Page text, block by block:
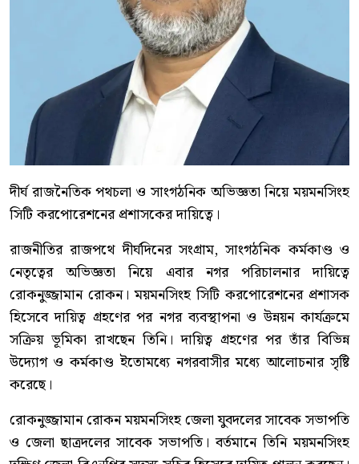
দীর্ঘ রাজনৈতিক পথচলা ও সাংগঠনিক অভিজ্ঞতা নিয়ে ময়মনসিংহ
সিটি করপোরেশনের প্রশাসকের দায়িত্বে।
রাজনীতির রাজপথে দীর্ঘদিনের সংগ্রাম, সাংগঠনিক কর্মকাণ্ড ও
নেতৃত্বের অভিজ্ঞতা নিয়ে এবার নগর পরিচালনার দায়িত্বে
রোকনুজ্জামান রোকন। ময়মনসিংহ সিটি করপোরেশনের প্রশাসক
হিসেবে দায়িত্ব গ্রহণের পর নগর ব্যবস্থাপনা ও উন্নয়ন কার্যক্রমে
সক্রিয় ভূমিকা রাখছেন তিনি। দায়িত্ব গ্রহণের পর তাঁর বিভিন্ন
উদ্যোগ ও কর্মকাণ্ড ইতোমধ্যে নগরবাসীর মধ্যে আলোচনার সৃষ্টি
করেছে।
রোকনুজ্জামান রোকন ময়মনসিংহ জেলা যুবদলের সাবেক সভাপতি
ও জেলা ছাত্রদলের সাবেক সভাপতি। বর্তমানে তিনি ময়মনসিংহ